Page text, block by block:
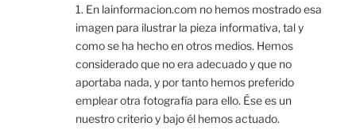
1. En lainformacion.com no hemos mostrado esa
imagen para ilustrar la pieza informativa, tal y
como se ha hecho en otros medios. Hemos
considerado que no era adecuado y que no
aportaba nada, y por tanto hemos preferido
emplear otra fotografía para ello. Ése es un
nuestro criterio y bajo él hemos actuado.